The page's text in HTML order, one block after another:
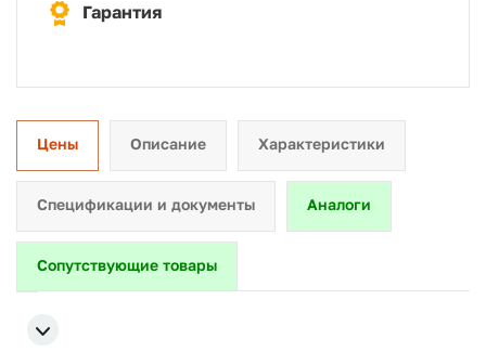
Гарантия
Цены Описание Характеристики
Спецификации и документы Аналоги
Сопутствующие товары